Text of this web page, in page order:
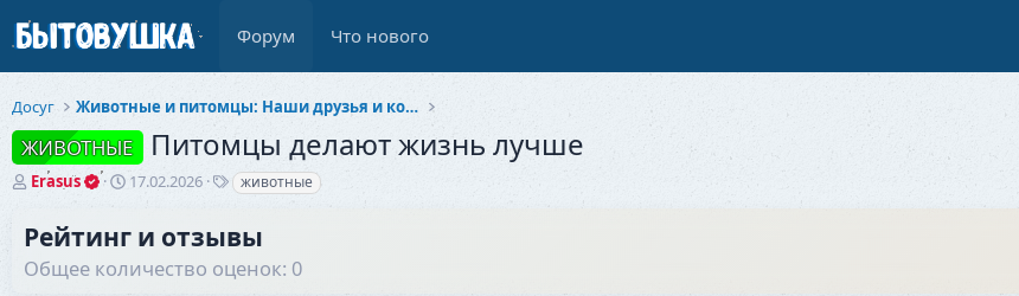
Форум Что нового
Досуг Животные и питомцы: Наши друзья и компаньоны
ЖИВОТНЫЕ Питомцы делают жизнь лучше
А
о
р
Erasus
Д
н
17.02.2026
Т
и
животные
Рейтинг и отзывы
Общее количество оценок: 0